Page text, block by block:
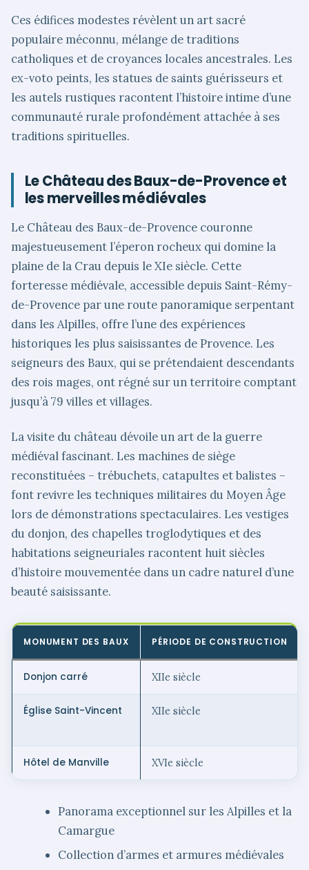
Ces édifices modestes révèlent un art sacré
populaire méconnu, mélange de traditions
catholiques et de croyances locales ancestrales. Les
ex-voto peints, les statues de saints guérisseurs et
les autels rustiques racontent l’histoire intime d’une
communauté rurale profondément attachée à ses
traditions spirituelles.
Le Château des Baux-de-Provence et
les merveilles médiévales
Le Château des Baux-de-Provence couronne
majestueusement l’éperon rocheux qui domine la
plaine de la Crau depuis le XIe siècle. Cette
forteresse médiévale, accessible depuis Saint-Rémy-
de-Provence par une route panoramique serpentant
dans les Alpilles, offre l’une des expériences
historiques les plus saisissantes de Provence. Les
seigneurs des Baux, qui se prétendaient descendants
des rois mages, ont régné sur un territoire comptant
jusqu’à 79 villes et villages.
La visite du château dévoile un art de la guerre
médiéval fascinant. Les machines de siège
reconstituées – trébuchets, catapultes et balistes –
font revivre les techniques militaires du Moyen Âge
lors de démonstrations spectaculaires. Les vestiges
du donjon, des chapelles troglodytiques et des
habitations seigneuriales racontent huit siècles
d’histoire mouvementée dans un cadre naturel d’une
beauté saisissante.
MONUMENT DES BAUX PÉRIODE DE CONSTRUCTION
Donjon carré XIIe siècle
Église Saint-Vincent XIIe siècle
Hôtel de Manville XVIe siècle
Panorama exceptionnel sur les Alpilles et la
Camargue
Collection d’armes et armures médiévales